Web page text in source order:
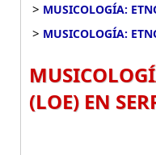
> MUSICOLOGÍA:
> MUSICOLOGÍA:
(LOE) EN